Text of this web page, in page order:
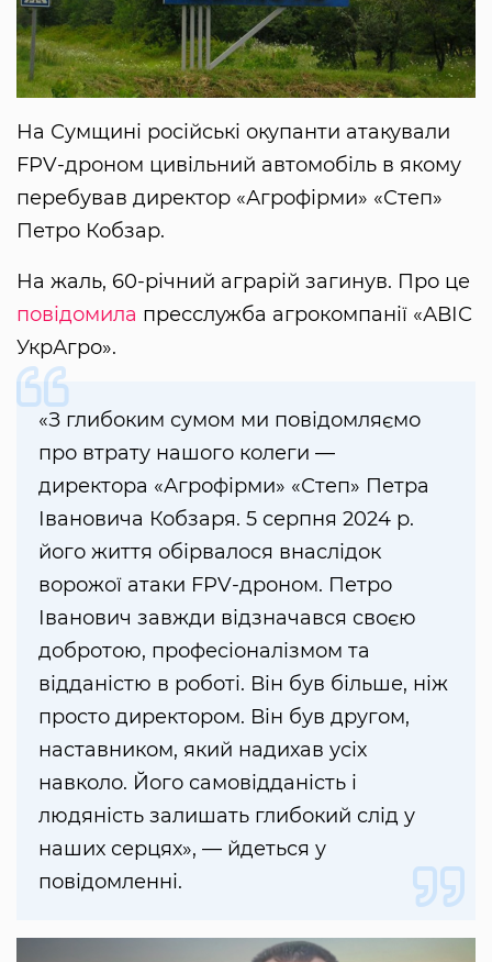
На Сумщині російські окупанти атакували
FPV-дроном цивільний автомобіль в якому
перебував директор «Агрофірми» «Степ»
Петро Кобзар.
На жаль, 60-річний аграрій загинув. Про це
повідомила пресслужба агрокомпанії «АВІС
УкрАгро».
«З глибоким сумом ми повідомляємо
про втрату нашого колеги —
директора «Агрофірми» «Степ» Петра
Івановича Кобзаря. 5 серпня 2024 р.
його життя обірвалося внаслідок
ворожої атаки FPV-дроном. Петро
Іванович завжди відзначався своєю
добротою, професіоналізмом та
відданістю в роботі. Він був більше, ніж
просто директором. Він був другом,
наставником, який надихав усіх
навколо. Його самовідданість і
людяність залишать глибокий слід у
наших серцях», — йдеться у
повідомленні.